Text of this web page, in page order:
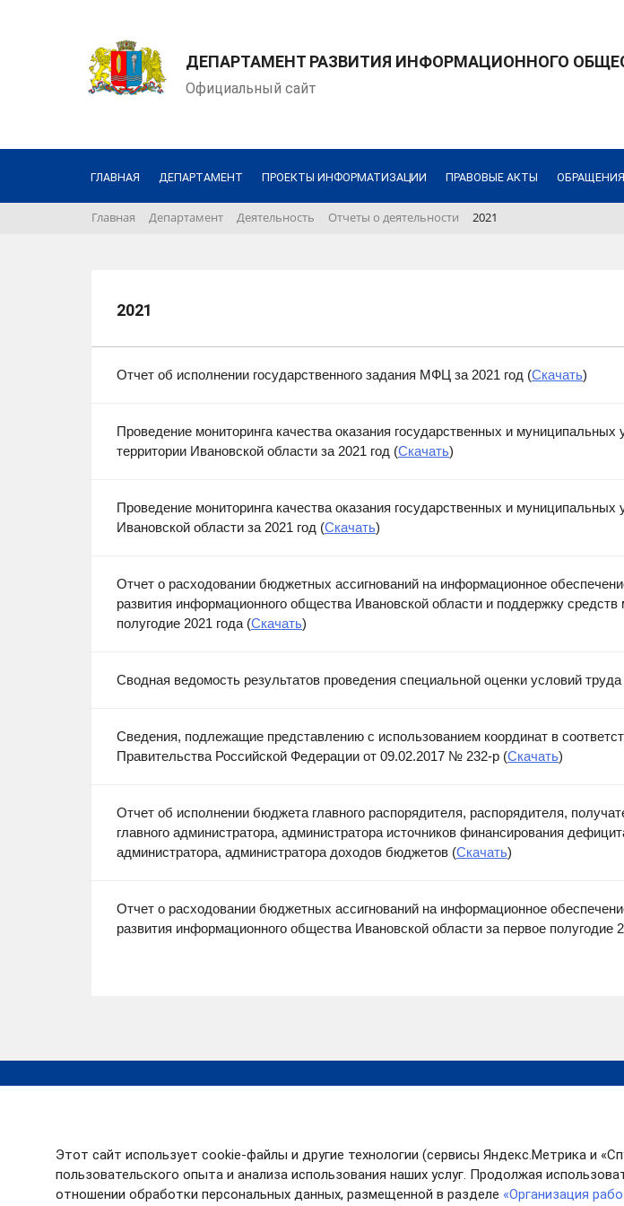
ДЕПАРТАМЕНТ РАЗВИТИЯ ИНФОРМАЦИОННОГО
Официальный сайт
ГЛАВНАЯ ДЕПАРТАМЕНТ ПРОЕКТЫ ИНФОРМАТИЗАЦИИ ПРАВОВЫЕ АКТЫ ОБРАЩЕНИЯ
Этот сайт использует cookie-файлы и другие технологии (сервисы Яндекс.Метрика и
пользовательского опыта и анализа использования наших услуг. Продолжая
отношении обработки персональных данных, размещенной в разделе «Организация
Главная Департамент Деятельность Отчеты о деятельности 2021
2021
Отчет об исполнении государственного задания МФЦ за 2021 год (Скачать)
Проведение мониторинга качества оказания государственных и
территории Ивановской области за 2021 год (Скачать)
Проведение мониторинга качества оказания государственных и
Ивановской области за 2021 год (Скачать)
Отчет о расходовании бюджетных ассигнований на информационное
развития информационного общества Ивановской области и поддержку
полугодие 2021 года (Скачать)
Сводная ведомость результатов проведения специальной оценки условий труда
Сведения, подлежащие представлению с использованием координат в
Правительства Российской Федерации от 09.02.2017 № 232-р (Скачать)
Отчет об исполнении бюджета главного распорядителя, распорядителя,
главного администратора, администратора источников финансирования
администратора, администратора доходов бюджетов (Скачать)
Отчет о расходовании бюджетных ассигнований на информационное
развития информационного общества Ивановской области за первое полугодие
RSS
России
Минцифры России
Карта сайта